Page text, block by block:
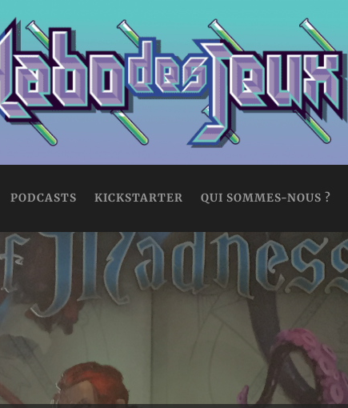
PODCASTS KICKSTARTER QUI SOMMES-NOUS ?